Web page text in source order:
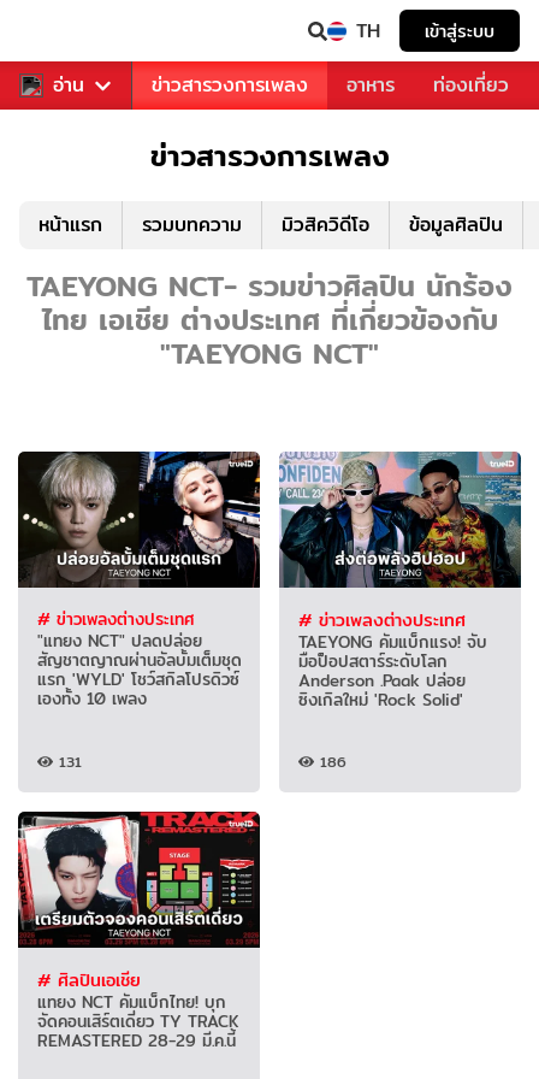
TH เข้าสู่ระบบ
อ่าน
ข่าวบันเทิง ข่าวสารวงการเพลง อาหาร ท่องเที่ยว
ข่าวสารวงการเพลง
หน้าแรก รวมบทความ มิวสิควิดีโอ ข้อมูลศิลปิน
TAEYONG NCT- รวมข่าวศิลปิน นักร้อง
ไทย เอเชีย ต่างประเทศ ที่เกี่ยวข้องกับ
"TAEYONG NCT"
# ข่าวเพลงต่างประเทศ
"แทยง NCT" ปลดปล่อย
สัญชาตญาณผ่านอัลบั้มเต็มชุด
แรก 'WYLD' โชว์สกิลโปรดิวซ์
เองทั้ง 10 เพลง
131
# ข่าวเพลงต่างประเทศ
TAEYONG คัมแบ็กแรง! จับ
มือป็อปสตาร์ระดับโลก
Anderson .Paak ปล่อย
ซิงเกิลใหม่ 'Rock Solid'
186
# ศิลปินเอเชีย
แทยง NCT คัมแบ็กไทย! บุก
จัดคอนเสิร์ตเดี่ยว TY TRACK
REMASTERED 28-29 มี.ค.นี้